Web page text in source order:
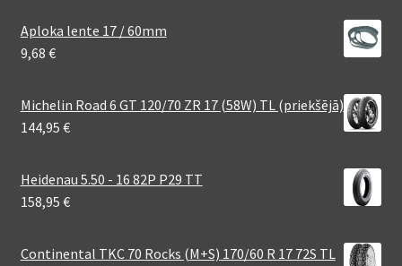
Aploka lente 17 / 60mm
9,68 €
Michelin Road 6 GT 120/70 ZR 17 (58W) TL (priekšējā)
144,95 €
Heidenau 5.50 - 16 82P P29 TT
158,95 €
Continental TKC 70 Rocks (M+S) 170/60 R 17 72S TL